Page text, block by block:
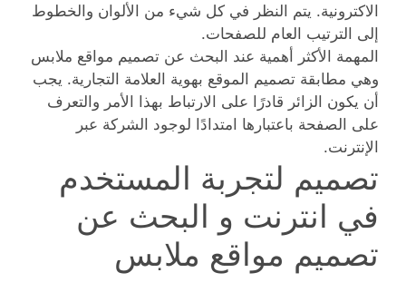
الاكترونية. يتم النظر في كل شيء من الألوان والخطوط
إلى الترتيب العام للصفحات.
المهمة الأكثر أهمية عند البحث عن تصميم مواقع ملابس
وهي مطابقة تصميم الموقع بهوية العلامة التجارية. يجب
أن يكون الزائر قادرًا على الارتباط بهذا الأمر والتعرف
على الصفحة باعتبارها امتدادًا لوجود الشركة عبر
الإنترنت.
تصميم لتجربة المستخدم
في انترنت و البحث عن
تصميم مواقع ملابس